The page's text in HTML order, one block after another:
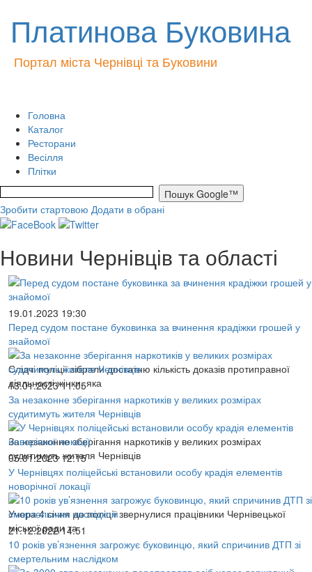
Платинова Буковина
Портал міста Чернівці та Буковини
Головна
Каталог
Ресторани
Весілля
Плітки
Зробити стартовою Додати в обрані
Новини Чернівців та області
19.01.2023 19:30
Перед судом постане буковинка за вчинення крадіжки грошей у
знайомої
Слідчі поліції зібрали достатню кількість доказів протиправної
діяльності жінки, яка
13.01.2023 11:05
За незаконне зберігання наркотиків у великих розмірах
судитимуть жителя Чернівців
За незаконне зберігання наркотиків у великих розмірах
судитимуть жителя Чернівців
05.01.2023 12:15
У Чернівцях поліцейські встановили особу крадія елементів
новорічної локації
Учора 4 січня до поліції звернулися працівники Чернівецької
міської ради та
21.12.2022 14:51
10 років ув’язнення загрожує буковинцю, який спричинив ДТП зі
смертельним наслідком